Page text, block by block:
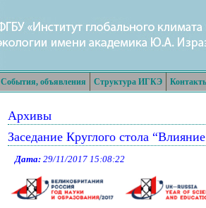
События, объявления Структура ИГКЭ
Архивы
Заседание Круглого стола
Дата: 29/11/2017 15:08:22